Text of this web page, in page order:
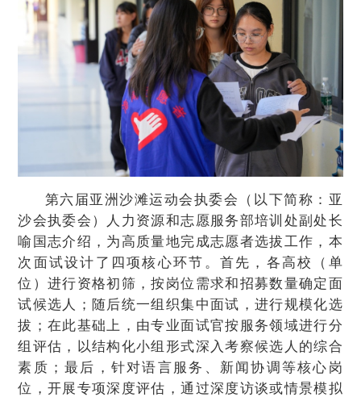
第六届亚洲沙滩运动会执委会（以下简称：亚
沙会执委会）人力资源和志愿服务部培训处副处长
喻国志介绍，为高质量地完成志愿者选拔工作，本
次面试设计了四项核心环节。首先，各高校（单
位）进行资格初筛，按岗位需求和招募数量确定面
试候选人；随后统一组织集中面试，进行规模化选
拔；在此基础上，由专业面试官按服务领域进行分
组评估，以结构化小组形式深入考察候选人的综合
素质；最后，针对语言服务、新闻协调等核心岗
位，开展专项深度评估，通过深度访谈或情景模拟